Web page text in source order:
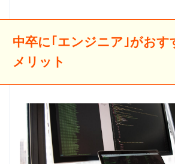
中卒に｢エンジニア｣がおす
メリット